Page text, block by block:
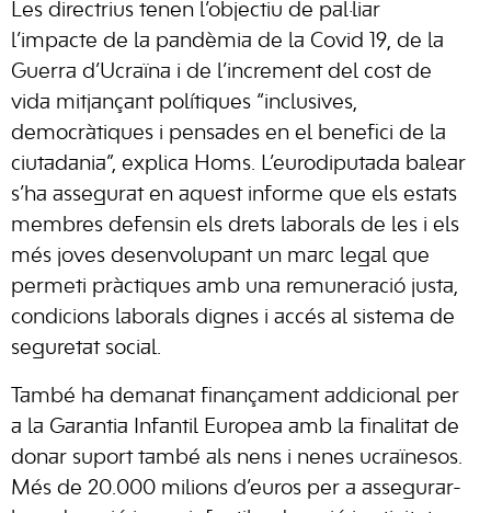
Les directrius tenen l’objectiu de pal·liar
l’impacte de la pandèmia de la Covid 19, de la
Guerra d’Ucraïna i de l’increment del cost de
vida mitjançant polítiques “inclusives,
democràtiques i pensades en el benefici de la
ciutadania”, explica Homs. L’eurodiputada balear
s’ha assegurat en aquest informe que els estats
membres defensin els drets laborals de les i els
més joves desenvolupant un marc legal que
permeti pràctiques amb una remuneració justa,
condicions laborals dignes i accés al sistema de
seguretat social.
També ha demanat finançament addicional per
a la Garantia Infantil Europea amb la finalitat de
donar suport també als nens i nenes ucraïnesos.
Més de 20.000 milions d’euros per a assegurar-